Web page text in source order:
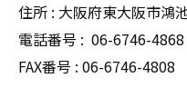
住所 : 大阪府東大阪市鴻
電話番号 : 06-6746-4868
FAX番号 : 06-6746-4808